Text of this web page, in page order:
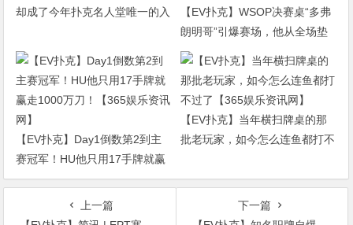
却成了今年扑克名人堂唯一的入
【EV扑克】WSOP决赛桌“多弗
朗明哥”引爆赛场，他从全场垫
底打到了冠军争夺者【365娱乐
【EV扑克】Day1倒数第2到主
赛冠军！HU他只用17手牌就赢
走1000万刀！【365娱乐资讯
【EV扑克】当年横扫牌桌的那
批老玩家，如今怎么连鱼都打不
上一篇
下一篇